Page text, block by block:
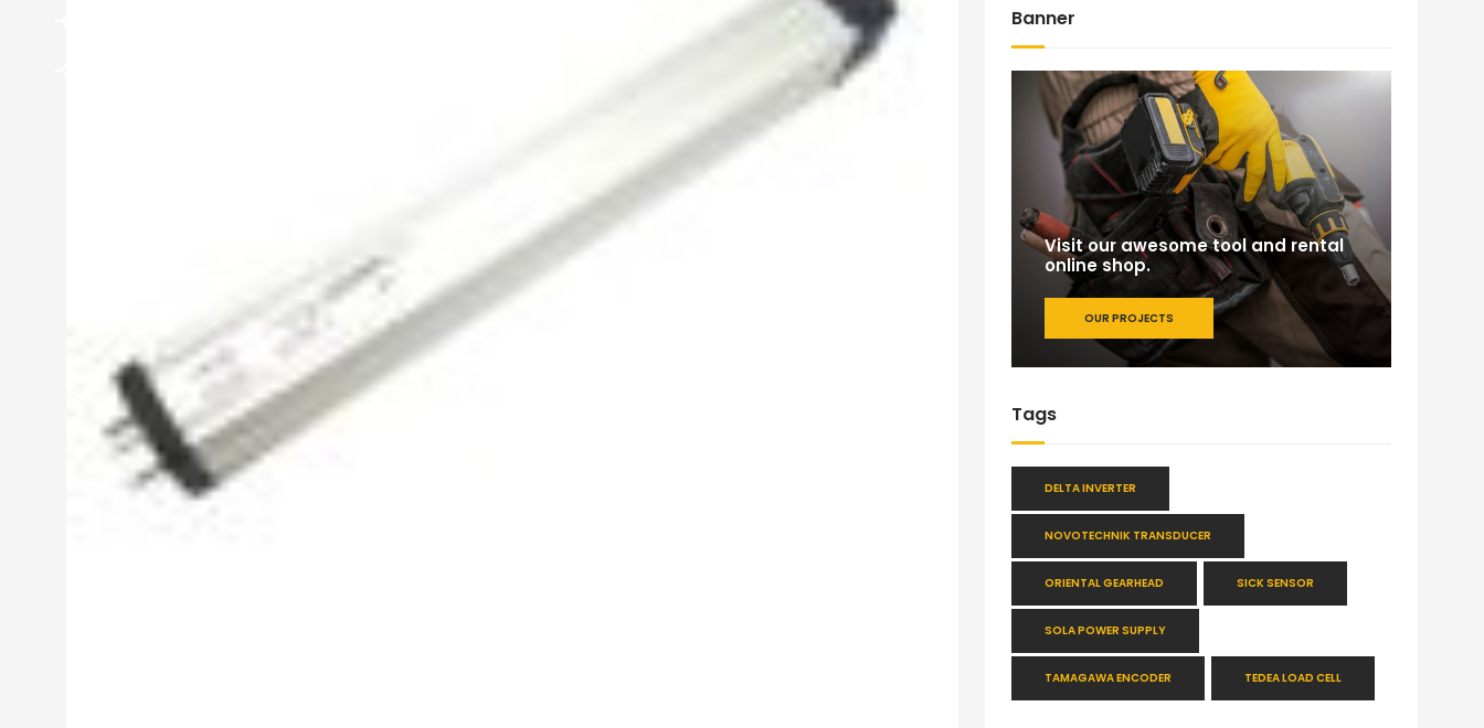
Banner
Visit our awesome tool and rental
online shop.
OUR PROJECTS
Tags
DELTA INVERTER
NOVOTECHNIK TRANSDUCER
ORIENTAL GEARHEAD SICK SENSOR
SOLA POWER SUPPLY
TAMAGAWA ENCODER TEDEA LOAD CELL